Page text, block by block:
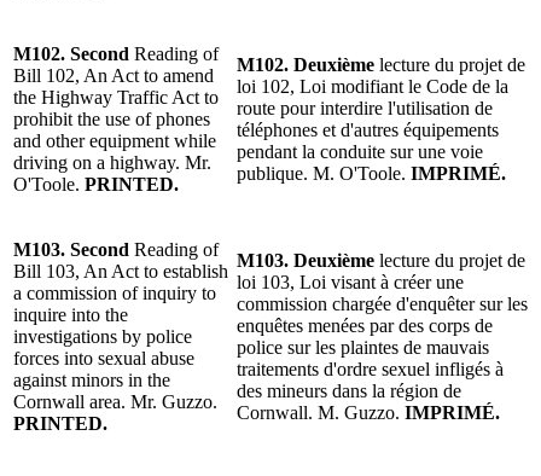
M102. Second Reading of
Bill 102, An Act to amend
the Highway Traffic Act to
prohibit the use of phones
and other equipment while
driving on a highway. Mr.
O'Toole. PRINTED.
M102. Deuxième lecture du projet de
loi 102, Loi modifiant le Code de la
route pour interdire l'utilisation de
téléphones et d'autres équipements
pendant la conduite sur une voie
publique. M. O'Toole. IMPRIMÉ.
M103. Second Reading of
Bill 103, An Act to establish
a commission of inquiry to
inquire into the
investigations by police
forces into sexual abuse
against minors in the
Cornwall area. Mr. Guzzo.
PRINTED.
M103. Deuxième lecture du projet de
loi 103, Loi visant à créer une
commission chargée d'enquêter sur les
enquêtes menées par des corps de
police sur les plaintes de mauvais
traitements d'ordre sexuel infligés à
des mineurs dans la région de
Cornwall. M. Guzzo. IMPRIMÉ.